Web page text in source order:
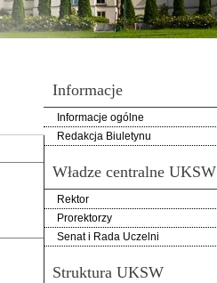
Informacje
Informacje ogólne
Redakcja Biuletynu
Władze centralne UKSW
Rektor
Prorektorzy
Senat i Rada Uczelni
Struktura UKSW